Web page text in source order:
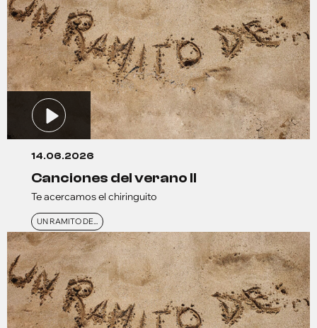
14.06.2026
canciones del verano ll
Te acercamos el chiringuito
UN RAMITO DE...